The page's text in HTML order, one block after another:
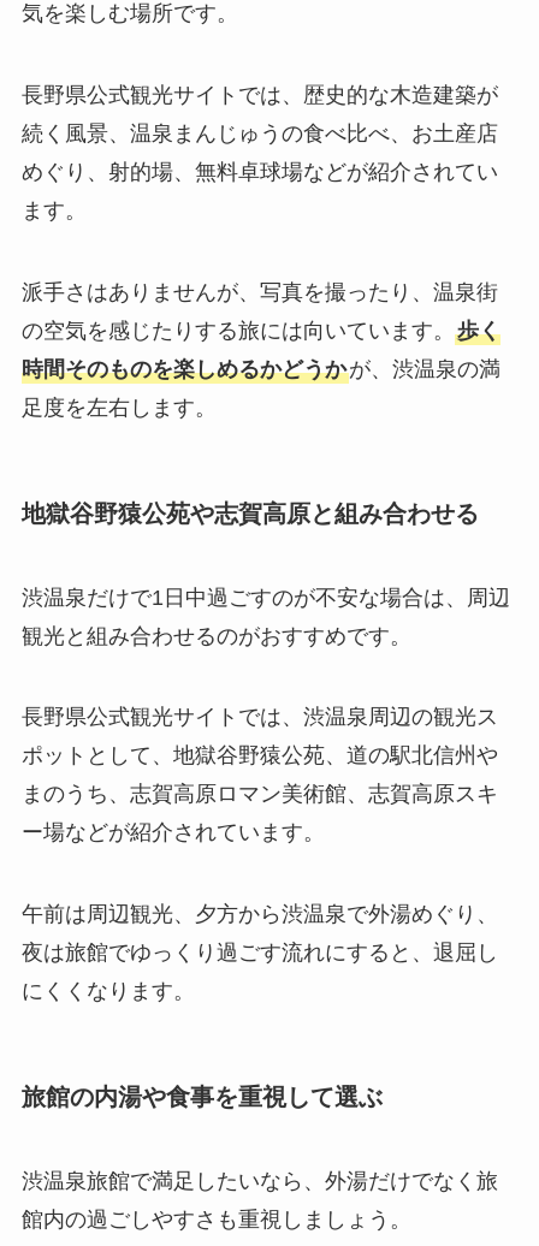
気を楽しむ場所です。
長野県公式観光サイトでは、歴史的な木造建築が
続く風景、温泉まんじゅうの食べ比べ、お土産店
めぐり、射的場、無料卓球場などが紹介されてい
ます。
派手さはありませんが、写真を撮ったり、温泉街
の空気を感じたりする旅には向いています。 歩く
時間そのものを楽しめるかどうかが、渋温泉の満
足度を左右します。
地獄谷野猿公苑や志賀高原と組み合わせる
渋温泉だけで1日中過ごすのが不安な場合は、周辺
観光と組み合わせるのがおすすめです。
長野県公式観光サイトでは、渋温泉周辺の観光ス
ポットとして、地獄谷野猿公苑、道の駅北信州や
まのうち、志賀高原ロマン美術館、志賀高原スキ
ー場などが紹介されています。
午前は周辺観光、夕方から渋温泉で外湯めぐり、
夜は旅館でゆっくり過ごす流れにすると、退屈し
にくくなります。
旅館の内湯や食事を重視して選ぶ
渋温泉旅館で満足したいなら、外湯だけでなく旅
館内の過ごしやすさも重視しましょう。